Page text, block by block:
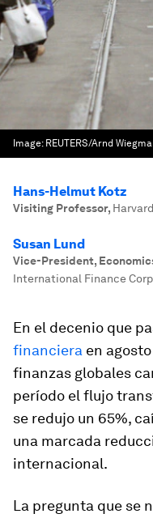
Image: REUTERS/Arnd
Hans-Helmut Kotz
Visiting Professor,
Susan Lund
Vice-President,
International Finance
En el decenio que
financiera en
finanzas globales
período el flujo
se redujo un 65%,
una marcada
internacional.
La pregunta que se